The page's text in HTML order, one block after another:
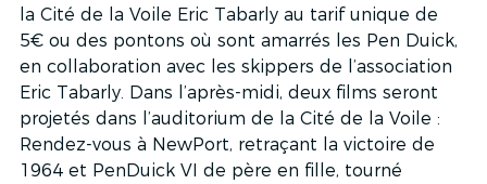
la Cité de la Voile Eric Tabarly au tarif unique de
5€ ou des pontons où sont amarrés les Pen Duick,
en collaboration avec les skippers de l’association
Eric Tabarly. Dans l’après-midi, deux films seront
projetés dans l’auditorium de la Cité de la Voile :
Rendez-vous à NewPort, retraçant la victoire de
1964 et PenDuick VI de père en fille, tourné